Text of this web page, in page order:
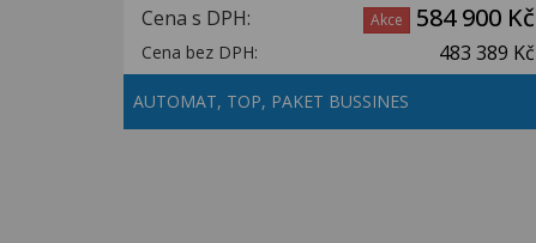
Cena s DPH: Akce 584 900 Kč
Cena bez DPH: 483 389 Kč
AUTOMAT, TOP, PAKET BUSSINES